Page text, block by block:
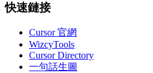
快速鏈接
Cursor 官網
WizcyTools
Cursor Directory
一句話生圖